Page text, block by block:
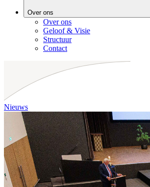
Over ons
Over ons
Geloof & Visie
Structuur
Contact
Nieuws